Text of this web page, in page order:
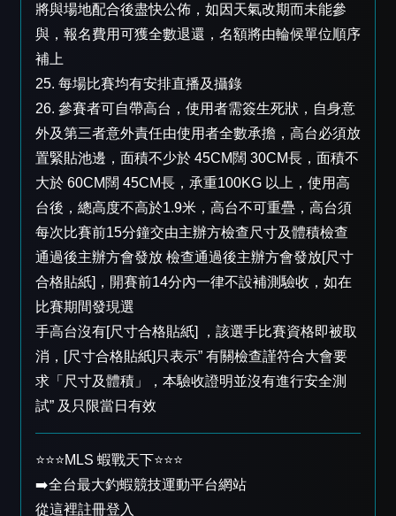
將與場地配合後盡快公佈，如因天氣改期而未能參
與，報名費用可獲全數退還，名額將由輪候單位順序
補上
25. 每場比賽均有安排直播及攝錄
26. 參賽者可自帶高台，使用者需簽生死狀，自身意
外及第三者意外責任由使用者全數承擔，高台必須放
置緊貼池邊，面積不少於 45CM闊 30CM長，面積不
大於 60CM闊 45CM長，承重100KG 以上，使用高
台後，總高度不高於1.9米，高台不可重疊，高台須
每次比賽前15分鐘交由主辦方檢查尺寸及體積檢查
通過後主辦方會發放 檢查通過後主辦方會發放[尺寸
合格貼紙]，開賽前14分內一律不設補測驗收，如在
比賽期間發現選
手高台沒有[尺寸合格貼紙] ，該選手比賽資格即被取
消，[尺寸合格貼紙]只表示” 有關檢查謹符合大會要
求「尺寸及體積」，本驗收證明並沒有進行安全測
試” 及只限當日有效
⭐️⭐️⭐️MLS 蝦戰天下⭐️⭐️⭐️
➡️全台最大釣蝦競技運動平台網站
從這裡註冊登入